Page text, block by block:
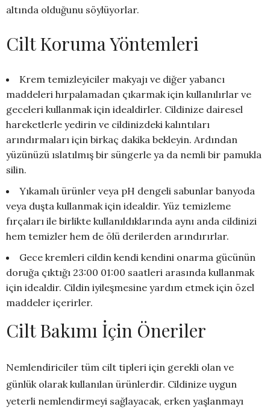
altında olduğunu söylüyorlar.
Cilt Koruma Yöntemleri
Krem temizleyiciler makyajı ve diğer yabancı
maddeleri hırpalamadan çıkarmak için kullanılırlar ve
geceleri kullanmak için idealdirler. Cildinize dairesel
hareketlerle yedirin ve cildinizdeki kalıntıları
arındırmaları için birkaç dakika bekleyin. Ardından
yüzünüzü ıslatılmış bir süngerle ya da nemli bir pamukla
silin.
Yıkamalı ürünler veya pH dengeli sabunlar banyoda
veya duşta kullanmak için idealdir. Yüz temizleme
fırçaları ile birlikte kullanıldıklarında aynı anda cildinizi
hem temizler hem de ölü derilerden arındırırlar.
Gece kremleri cildin kendi kendini onarma gücünün
doruğa çıktığı 23:00 01:00 saatleri arasında kullanmak
için idealdir. Cildin iyileşmesine yardım etmek için özel
maddeler içerirler.
Cilt Bakımı İçin Öneriler
Nemlendiriciler tüm cilt tipleri için gerekli olan ve
günlük olarak kullanılan ürünlerdir. Cildinize uygun
yeterli nemlendirmeyi sağlayacak, erken yaşlanmayı